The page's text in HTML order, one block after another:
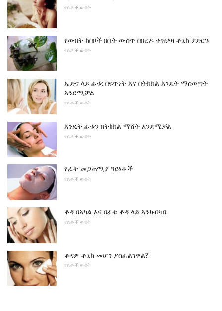
የሴቶች ውበት
የውበት ክበቦች በቤት ውስጥ በበረዶ ቀዝቃዛ ቶኒክ ያድርጉ
የሴቶች ውበት
ኤድና ላይ ፊቱ: በፍጥነት እና በትክክል እንዴት ማስወጣት
እንደሚቻል
የሴቶች ውበት
እንዴት ፊቱን በትክክል ማሸት እንደሚቻል
የሴቶች ውበት
የፊት መጋጠሚያ ዓይነቶች
የሴቶች ውበት
ቆዳ በአካል እና በፊቱ ቆዳ ላይ እንክብካቤ
የሴቶች ውበት
ቆዳዎ ቶኒክ መሆን ያስፈልገዋል?
የሴቶች ውበት